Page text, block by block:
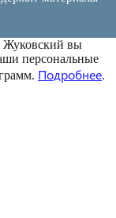
Жуковский вы
персональные
Подробнее.